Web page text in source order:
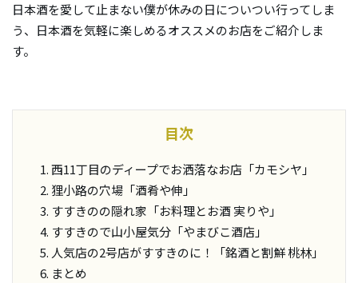
日本酒を愛して止まない僕が休みの日についつい行ってしま
う、日本酒を気軽に楽しめるオススメのお店をご紹介しま
す。
目次
西11丁目のディープでお洒落なお店「カモシヤ」
狸小路の穴場「酒肴や伸」
すすきのの隠れ家「お料理とお酒 実りや」
すすきので山小屋気分「やまびこ酒店」
人気店の2号店がすすきのに！「銘酒と割鮮 桃林」
まとめ